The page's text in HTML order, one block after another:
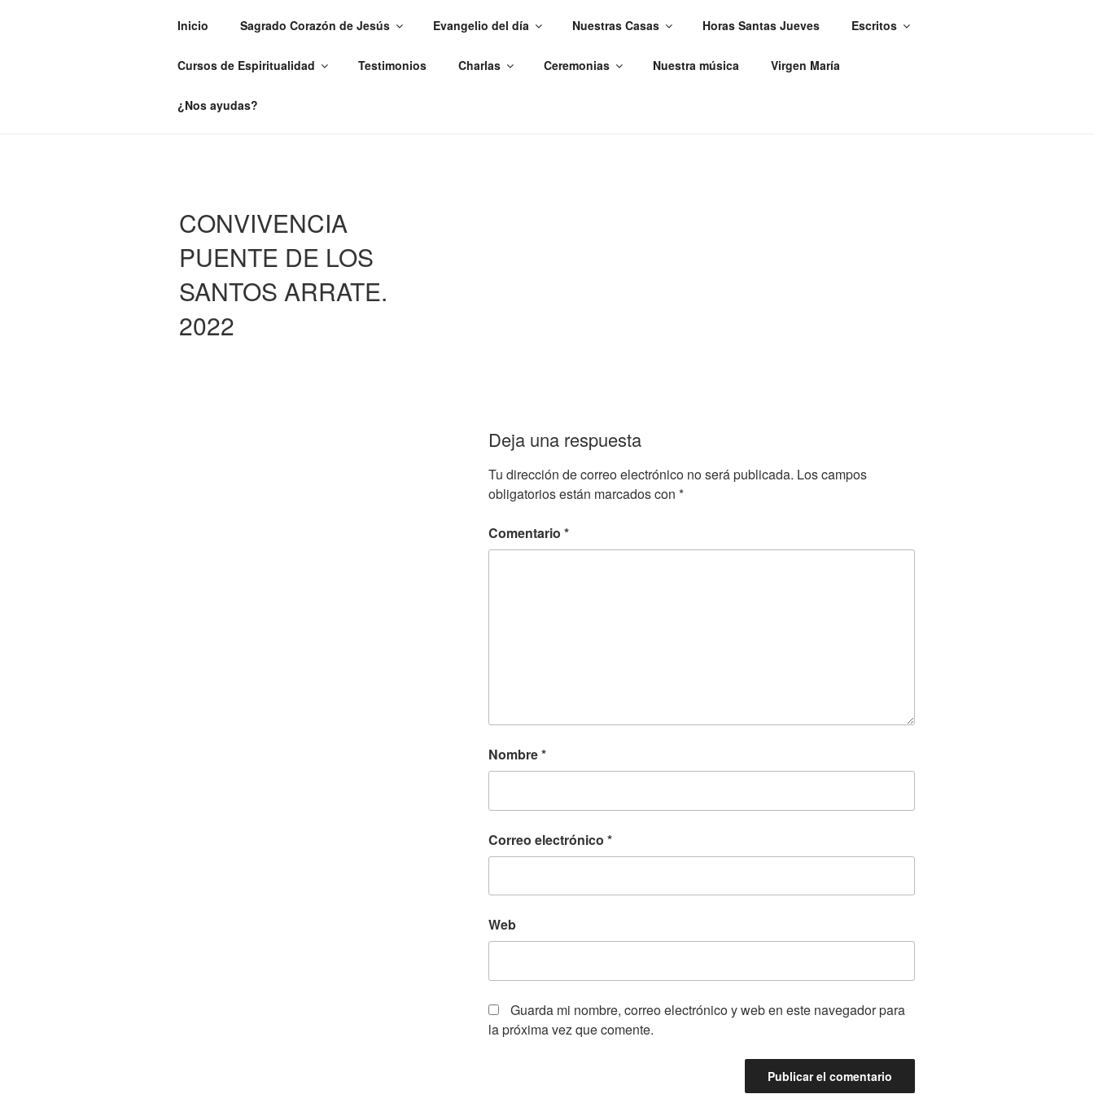
GRITANDO AL MUNDO
Inicio Sagrado Corazón de Jesús Evangelio del día Nuestras Casas Horas Santas Jueves Escritos
Cursos de Espiritualidad Testimonios Charlas Ceremonias Nuestra música Virgen María
¿Nos ayudas?
CONVIVENCIA
PUENTE DE LOS
SANTOS ARRATE.
2022
Deja una respuesta
Tu dirección de correo electrónico no será publicada. Los campos
obligatorios están marcados con *
Comentario *
Nombre*
Correo electrónico *
Web
Guarda mi nombre, correo electrónico y web en este navegador para
la próxima vez que comente.